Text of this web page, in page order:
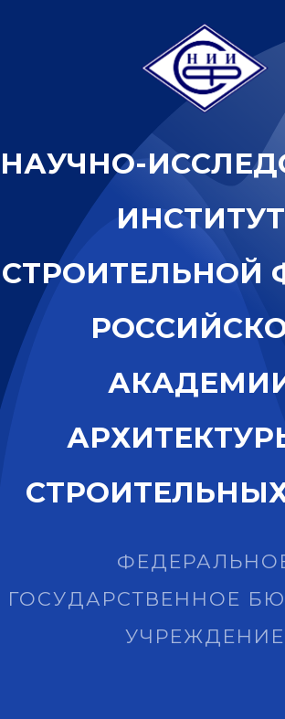
НАУЧНО-ИССЛЕД
ИНСТИТУТ
СТРОИТЕЛЬНОЙ
РОССИЙСК
АКАДЕМИ
АРХИТЕКТУР
СТРОИТЕЛЬНЫ
ГОСУДАРСТВЕННОЕ
УЧРЕЖДЕНИЕ